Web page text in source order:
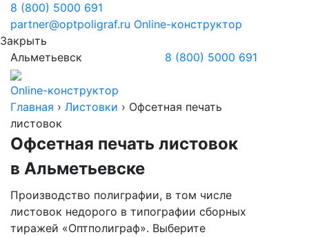
8 (800) 5000 691
partner@optpoligraf.ru Online-конструктор
Закрыть
Альметьевск
8 (800) 5000 691
Online-конструктор
Главная › Листовки › Офсетная печать
листовок
Офсетная печать листовок
в Альметьевске
Производство полиграфии, в том числе
листовок недорого в типографии сборных
тиражей «Оптполиграф». Выберите